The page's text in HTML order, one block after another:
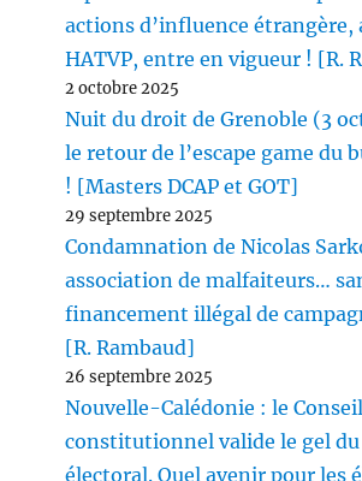
actions d’influence étrangère,
HATVP, entre en vigueur ! [R.
2 octobre 2025
Nuit du droit de Grenoble (3
le retour de l’escape game du
! [Masters DCAP et GOT]
29 septembre 2025
Condamnation de Nicolas
association de malfaiteurs…
financement illégal de
[R. Rambaud]
26 septembre 2025
Nouvelle-Calédonie : le Conseil
constitutionnel valide le gel du
électoral. Quel avenir pour les